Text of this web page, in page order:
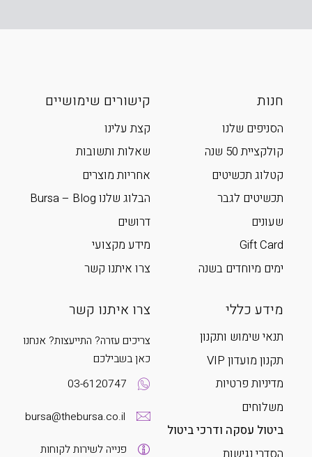
חנות
הסניפים שלנו
קולקציית 50 שנה
קטלוג תכשיטים
תכשיטים לגבר
שעונים
Gift Card
ימים מיוחדים בשנה
קישורים שימושיים
קצת עלינו
שאלות ותשובות
אחריות מוצרים
הבלוג שלנו Bursa – Blog
דרושים
מידע מקצועי
צרו איתנו קשר
מידע כללי
תנאי שימוש ותקנון
תקנון מועדון VIP
מדיניות פרטיות
משלוחים
ביטול עסקה ודרכי ביטול
צרו איתנו קשר
צריכים עזרה? התייעצות? אנחנו
כאן בשבילכם
03-6120747
bursa@thebursa.co.il
פנייה לשירות לקוחות